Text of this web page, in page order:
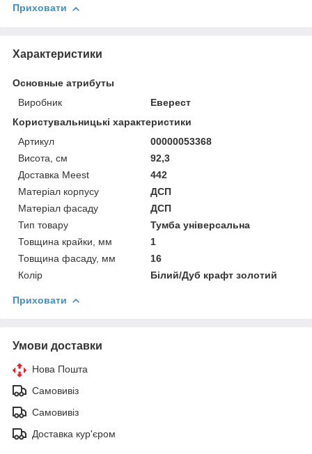
Приховати
Характеристики
Основные атрибуты
Виробник
Еверест
Користувальницькі характеристики
Артикул
00000053368
Висота, см
92,3
Доставка Meest
442
Матеріал корпусу
ДСП
Матеріал фасаду
ДСП
Тип товару
Тумба універсальна
Товщина крайки, мм
1
Товщина фасаду, мм
16
Колір
Білий/Дуб крафт золотий
Приховати
Умови доставки
Нова Пошта
Самовивіз
Самовивіз
Доставка кур'єром